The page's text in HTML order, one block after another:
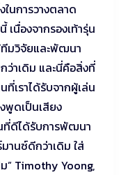
นการวางตลาด
เนื่องจากรองเท้ารุ่น
ทีมวิจัยและพัฒนา
ว่าเดิม และนี่คือสิ่งที่
ที่เราได้รับจากผู้เล่น
พูดเป็นเสียง
นที่ดีได้รับการพัฒนา
านซ์ดีกว่าเดิม ใส่
” Timothy Yoong,